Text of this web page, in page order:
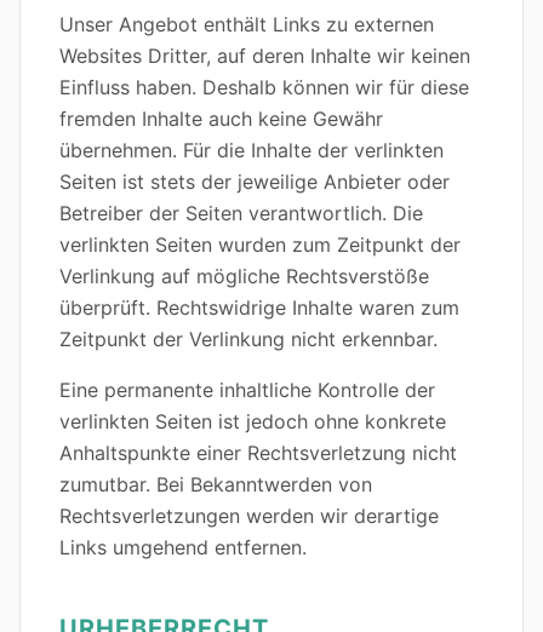
Unser Angebot enthält Links zu externen
Websites Dritter, auf deren Inhalte wir keinen
Einfluss haben. Deshalb können wir für diese
fremden Inhalte auch keine Gewähr
übernehmen. Für die Inhalte der verlinkten
Seiten ist stets der jeweilige Anbieter oder
Betreiber der Seiten verantwortlich. Die
verlinkten Seiten wurden zum Zeitpunkt der
Verlinkung auf mögliche Rechtsverstöße
überprüft. Rechtswidrige Inhalte waren zum
Zeitpunkt der Verlinkung nicht erkennbar.
Eine permanente inhaltliche Kontrolle der
verlinkten Seiten ist jedoch ohne konkrete
Anhaltspunkte einer Rechtsverletzung nicht
zumutbar. Bei Bekanntwerden von
Rechtsverletzungen werden wir derartige
Links umgehend entfernen.